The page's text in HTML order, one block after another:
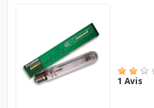
1 Avis